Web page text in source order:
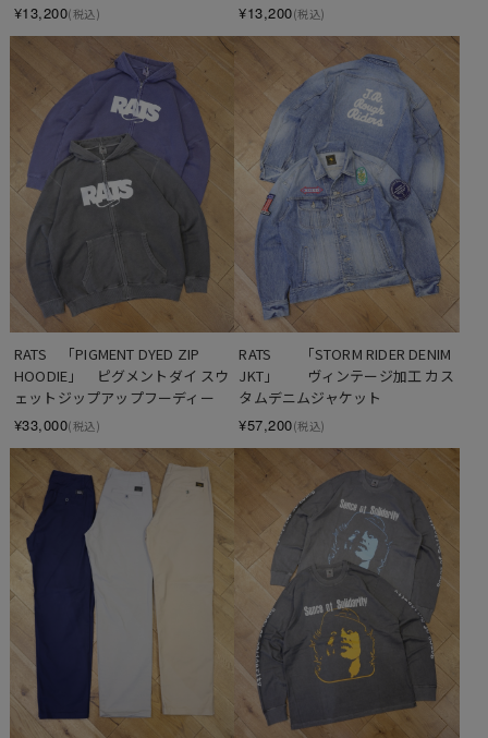
¥13,200(税込)
¥13,200(税込)
RATS　「PIGMENT DYED ZIP
HOODIE」　ピグメントダイ スウ
ェットジップアップフーディー
¥33,000(税込)
RATS　　「STORM RIDER DENIM
JKT」　　ヴィンテージ加工 カス
タムデニムジャケット
¥57,200(税込)